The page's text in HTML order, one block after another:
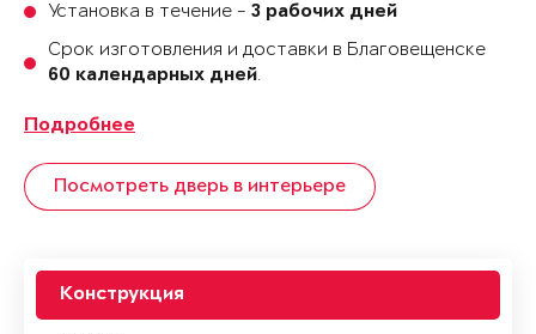
Установка в течение - 3 рабочих дней
Срок изготовления и доставки в Благовещенске
60 календарных дней.
Подробнее
Посмотреть дверь в интерьере
Конструкция